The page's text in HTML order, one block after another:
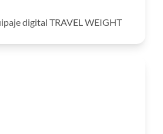
digital TRAVEL WEIGHT